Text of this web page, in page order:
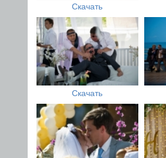
Скачать
Скачать